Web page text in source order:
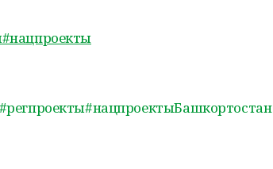
#нацпроекты
#нацпроектыБашкортостан